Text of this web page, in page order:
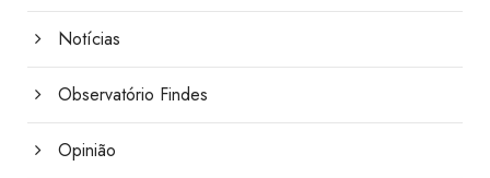
Notícias
Observatório Findes
Opinião